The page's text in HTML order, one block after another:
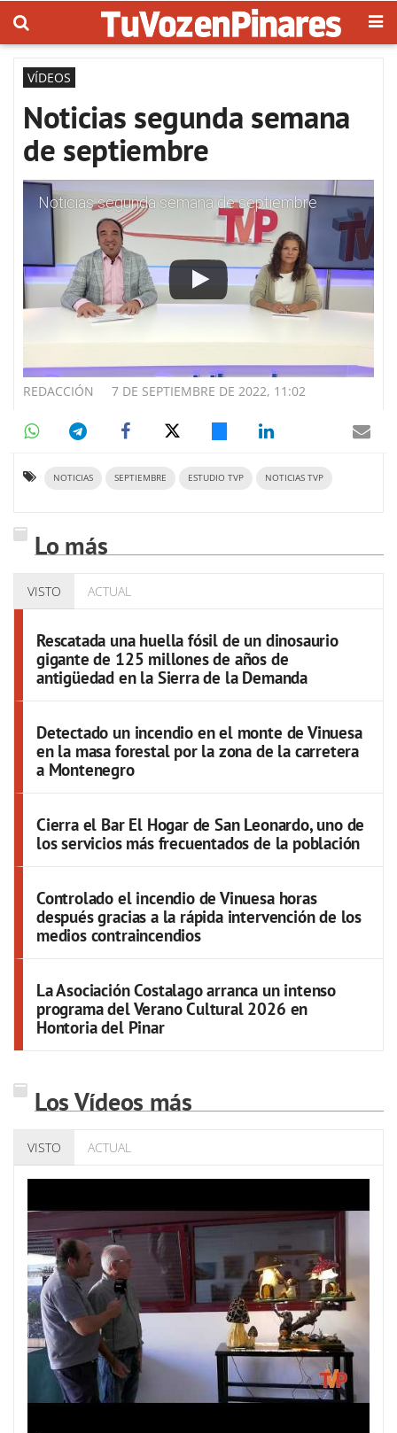
VÍDEOS
Noticias segunda semana
de septiembre
Noticias segunda semana de septiembre
7 DE SEPTIEMBRE DE 2022, 11:02
REDACCIÓN
NOTICIAS SEPTIEMBRE ESTUDIO TVP NOTICIAS TVP
Lo más
VISTO ACTUAL
Rescatada una huella fósil de un dinosaurio
gigante de 125 millones de años de
antigüedad en la Sierra de la Demanda
Detectado un incendio en el monte de Vinuesa
en la masa forestal por la zona de la carretera
a Montenegro
Cierra el Bar El Hogar de San Leonardo, uno de
los servicios más frecuentados de la población
Controlado el incendio de Vinuesa horas
después gracias a la rápida intervención de los
medios contraincendios
La Asociación Costalago arranca un intenso
programa del Verano Cultural 2026 en
Hontoria del Pinar
Los Vídeos más
VISTO ACTUAL